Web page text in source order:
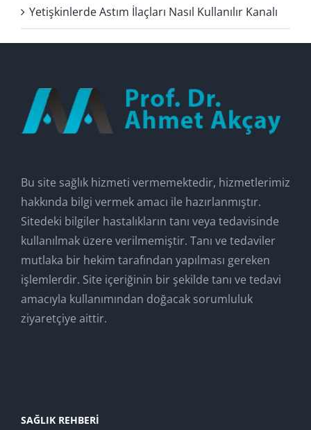
Yetişkinlerde Astım İlaçları Nasıl Kullanılır Kanalı
Bu site sağlık hizmeti vermemektedir, hizmetlerimiz
hakkında bilgi vermek amacı ile hazırlanmıştır.
Sitedeki bilgiler hastalıkların tanı veya tedavisinde
kullanılmak üzere verilmemiştir. Tanı ve tedaviler
mutlaka bir hekim tarafından yapılması gereken
işlemlerdir. Site içeriğinin bir şekilde tanı ve tedavi
amacıyla kullanımından doğacak sorumluluk
ziyaretçiye aittir.
SAĞLIK REHBERI